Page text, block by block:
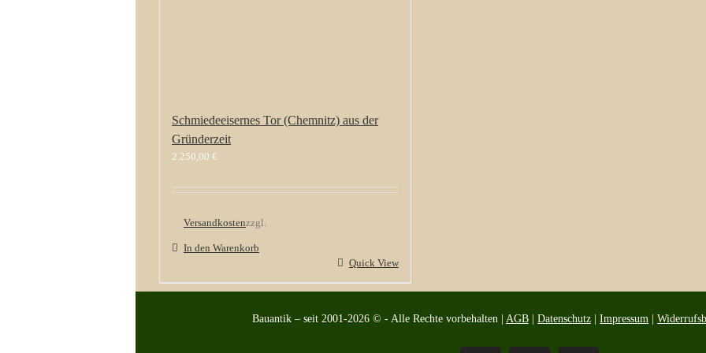
Schmiedeeisernes Tor (Chemnitz) aus der
Gründerzeit
2.250,00 €
zzgl.
Versandkosten
In den Warenkorb
Quick View
Bauantik – seit 2001-2026 © - Alle Rechte vorbehalten | AGB Datenschutz Impressum